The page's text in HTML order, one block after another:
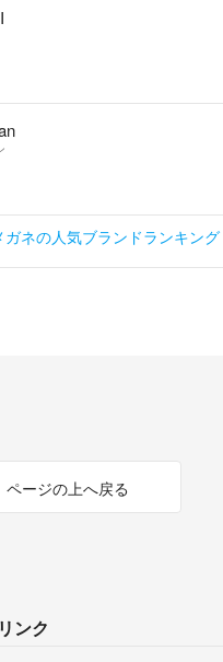
ネの人気ブランドランキング
ページの上へ戻る
リンク